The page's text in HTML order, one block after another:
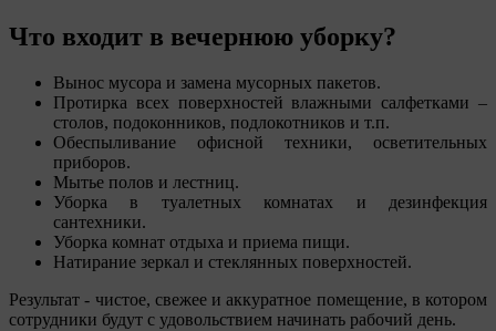
Что входит в вечернюю уборку?
Вынос мусора и замена мусорных пакетов.
Протирка всех поверхностей влажными салфетками –
столов, подоконников, подлокотников и т.п.
Обеспыливание офисной техники, осветительных
приборов.
Мытье полов и лестниц.
Уборка в туалетных комнатах и дезинфекция
сантехники.
Уборка комнат отдыха и приема пищи.
Натирание зеркал и стеклянных поверхностей.
Результат - чистое, свежее и аккуратное помещение, в котором
сотрудники будут с удовольствием начинать рабочий день.